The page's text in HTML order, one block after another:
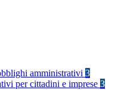
amministrativi 3
per cittadini e imprese 3